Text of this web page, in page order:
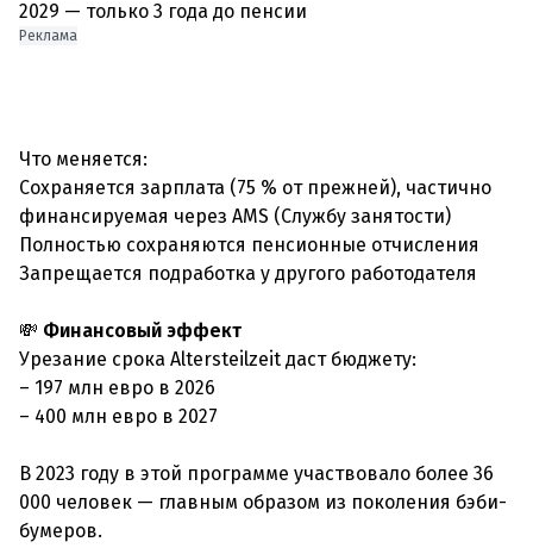
2029 — только 3 года до пенсии
Реклама
Что меняется:
Сохраняется зарплата (75 % от прежней), частично
финансируемая через AMS (Службу занятости)
Полностью сохраняются пенсионные отчисления
Запрещается подработка у другого работодателя
💸 Финансовый эффект
Урезание срока Altersteilzeit даст бюджету:
– 197 млн евро в 2026
– 400 млн евро в 2027
В 2023 году в этой программе участвовало более 36
000 человек — главным образом из поколения бэби-
бумеров.